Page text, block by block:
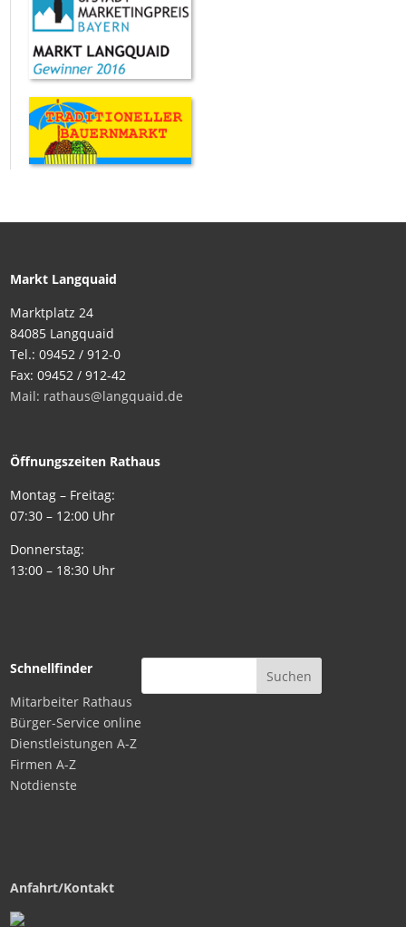
Markt Langquaid
Marktplatz 24
84085 Langquaid
Tel.: 09452 / 912-0
Fax: 09452 / 912-42
Mail: rathaus@langquaid.de
Öffnungszeiten Rathaus
Montag – Freitag:
07:30 – 12:00 Uhr
Donnerstag:
13:00 – 18:30 Uhr
Schnellfinder
Mitarbeiter Rathaus
Bürger-Service online
Dienstleistungen A-Z
Firmen A-Z
Notdienste
Anfahrt/Kontakt